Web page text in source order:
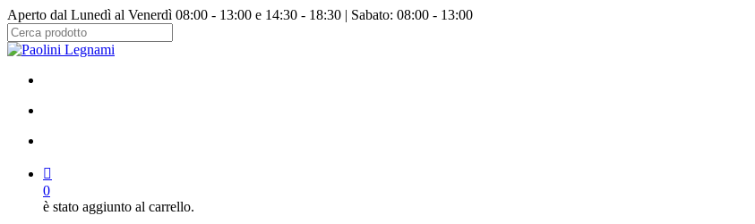
Salta
al
contenuto
Aperto dal Lunedì al Venerdì 08:00 - 13:00 e 14:30 - 18:30 | Sabato: 08:00 - 13:00
Chiudi
0
è stato aggiunto al carrello.